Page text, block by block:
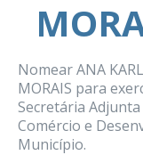
Nomear ANA
MORAIS para
Secretária
Comércio e
Município.